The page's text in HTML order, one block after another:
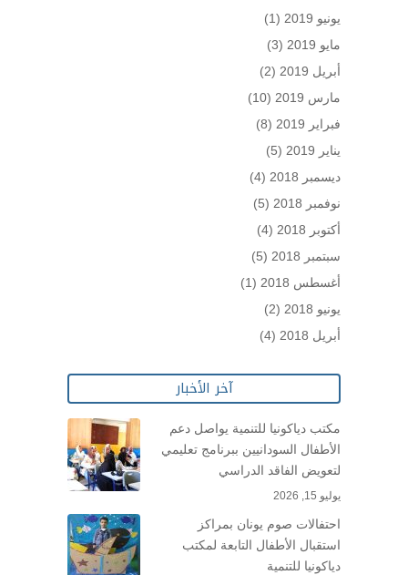
يونيو 2019
(1)
مايو 2019
(3)
أبريل 2019
(2)
مارس 2019
(10)
فبراير 2019
(8)
يناير 2019
(5)
ديسمبر 2018
(4)
نوفمبر 2018
(5)
أكتوبر 2018
(4)
سبتمبر 2018
(5)
أغسطس 2018
(1)
يونيو 2018
(2)
أبريل 2018
(4)
آخر الأخبار
مكتب دياكونيا للتنمية يواصل دعم
الأطفال السودانيين ببرنامج تعليمي
لتعويض الفاقد الدراسي
يوليو 15, 2026
احتفالات صوم يونان بمراكز
استقبال الأطفال التابعة لمكتب
دياكونيا للتنمية